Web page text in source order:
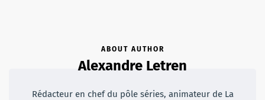
ABOUT AUTHOR
Alexandre Letren
Rédacteur en chef du pôle séries, animateur de La